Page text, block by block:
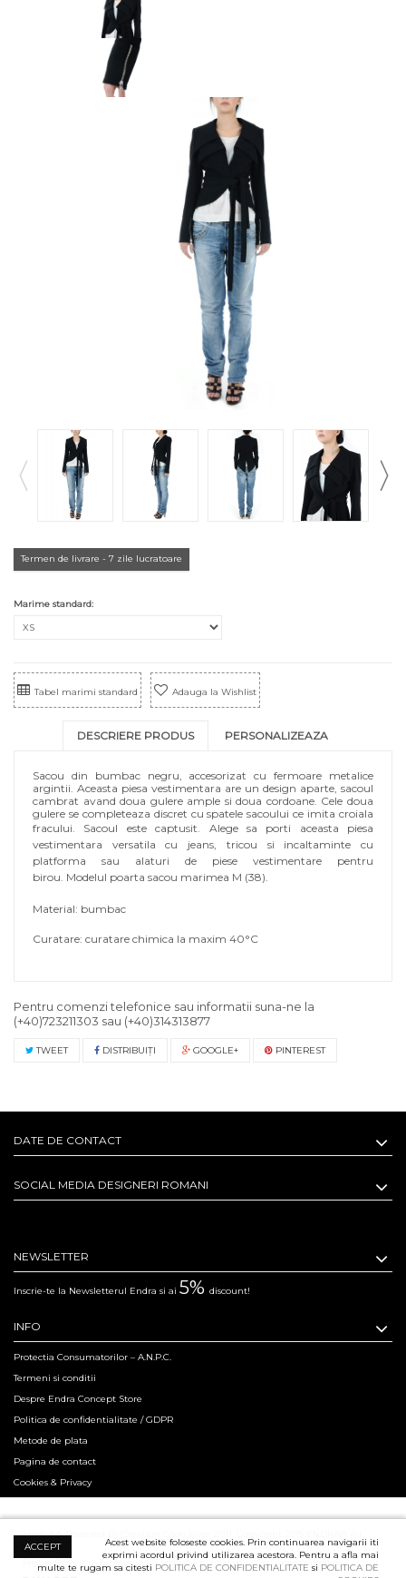
Termen de livrare - 7 zile lucratoare
Marime standard:
Tabel marimi standard Adauga la Wishlist
DESCRIERE PRODUS PERSONALIZEAZA
Sacou din bumbac negru, accesorizat cu fermoare metalice
argintii. Aceasta piesa vestimentara are un design aparte, sacoul
cambrat avand doua gulere ample si doua cordoane. Cele doua
gulere se completeaza discret cu spatele sacoului ce imita croiala
fracului. Sacoul este captusit. Alege sa porti aceasta piesa
vestimentara versatila cu jeans, tricou si incaltaminte cu
platforma sau alaturi de piese vestimentare pentru
birou. Modelul poarta sacou marimea M (38).
Material: bumbac
Curatare: curatare chimica la maxim 40°C
Pentru comenzi telefonice sau informatii suna-ne la
(+40)723211303 sau (+40)314313877
TWEET DISTRIBUIŢI GOOGLE+ PINTEREST
DATE DE CONTACT
SOCIAL MEDIA DESIGNERI ROMANI
NEWSLETTER
Inscrie-te la Newsletterul Endra si ai 5% discount!
INFO
Protectia Consumatorilor – A.N.P.C.
Termeni si conditii
Despre Endra Concept Store
Politica de confidentialitate / GDPR
Metode de plata
Pagina de contact
Cookies & Privacy
Hosted & Powered by Creation Code since 2011. Copyright 2015 ENDRA® All
Rights Reserved. Professional Product Photography Services ensured by
ACCEPT
Acest website foloseste cookies. Prin continuarea navigarii iti
exprimi acordul privind utilizarea acestora. Pentru a afla mai
multe te rugam sa citesti POLITICA DE CONFIDENTIALITATE si POLITICA DE